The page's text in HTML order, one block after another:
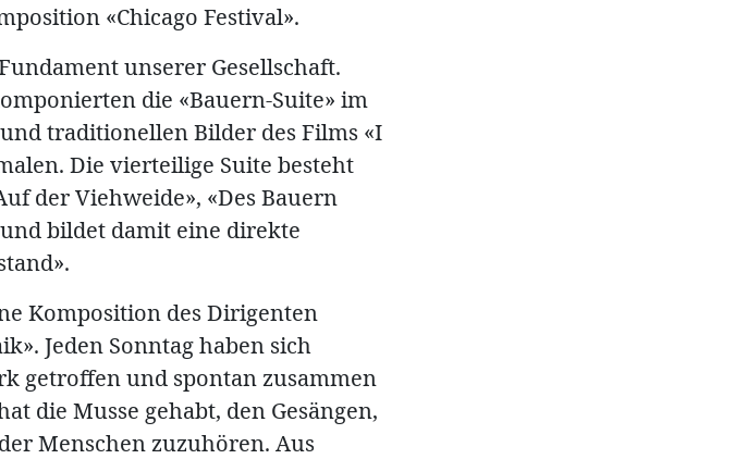
«Chicago Festival».
unserer Gesellschaft.
die «Bauern-Suite» im
traditionellen Bilder des Films «I
Die vierteilige Suite besteht
der Viehweide», «Des Bauern
bildet damit eine direkte
Komposition des Dirigenten
Jeden Sonntag haben sich
getroffen und spontan zusammen
die Musse gehabt, den Gesängen,
Menschen zuzuhören. Aus